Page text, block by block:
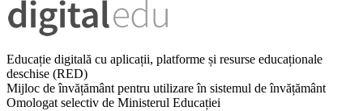
Educație digitală cu aplicații, platforme și resurse educaționale
deschise (RED)
Mijloc de învățământ pentru utilizare în sistemul de învățământ
Omologat selectiv de Ministerul Educației